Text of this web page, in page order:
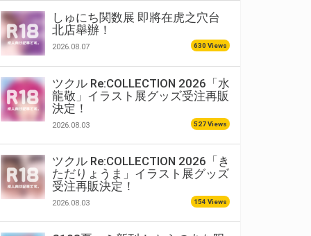
しゅにち関数展 即將在虎之穴台
北店舉辦！
2026.08.07 630 Views
ツクル Re:COLLECTION 2026「水
龍敬」イラスト展グッズ受注再販
決定！
2026.08.03 527 Views
ツクル Re:COLLECTION 2026「き
ただりょうま」イラスト展グッズ
受注再販決定！
2026.08.03 154 Views